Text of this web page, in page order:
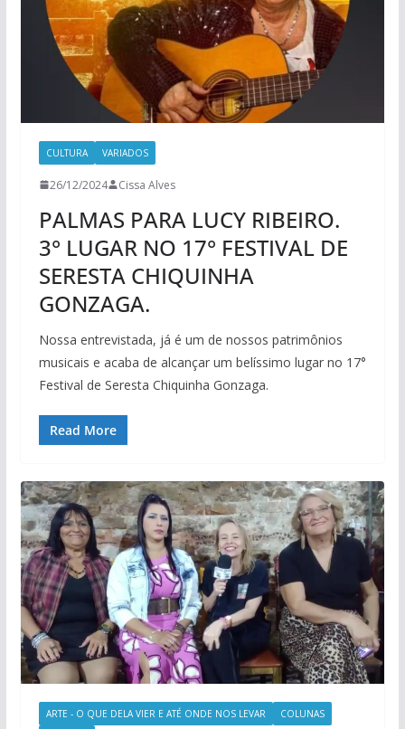
CULTURA VARIADOS
26/12/2024 Cissa Alves
PALMAS PARA LUCY RIBEIRO.
3° LUGAR NO 17° FESTIVAL DE
SERESTA CHIQUINHA
GONZAGA.
Nossa entrevistada, já é um de nossos patrimônios
musicais e acaba de alcançar um belíssimo lugar no 17°
Festival de Seresta Chiquinha Gonzaga.
Read More
ARTE - O QUE DELA VIER E ATÉ ONDE NOS LEVAR
COLUNAS